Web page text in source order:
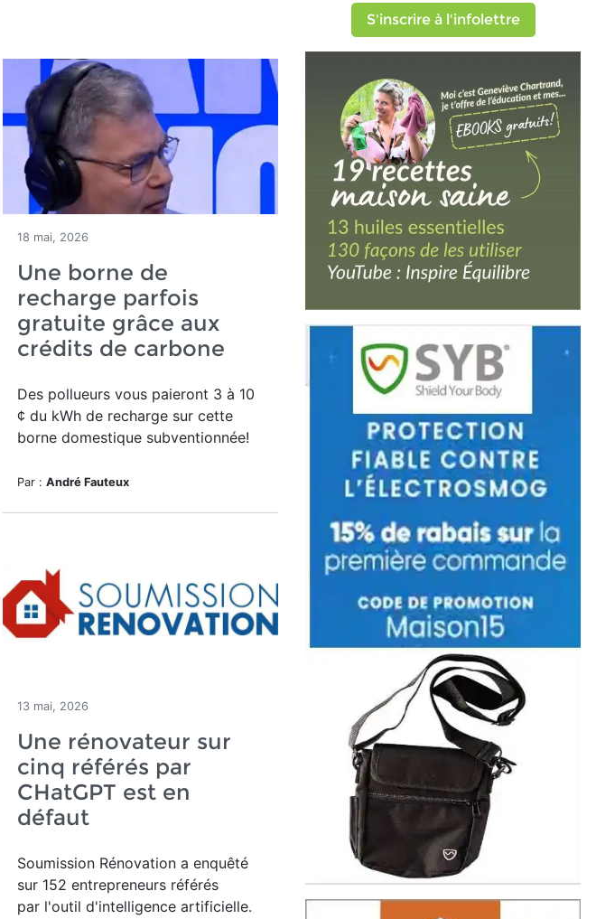
18 mai, 2026
Une borne de
recharge parfois
gratuite grâce aux
crédits de carbone
Des pollueurs vous paieront 3 à 10
¢ du kWh de recharge sur cette
borne domestique subventionnée!
Par : André Fauteux
13 mai, 2026
Une rénovateur sur
cinq référés par
CHatGPT est en
défaut
Soumission Rénovation a enquêté
sur 152 entrepreneurs référés
par l'outil d'intelligence artificielle.
S'inscrire à l'infolettre